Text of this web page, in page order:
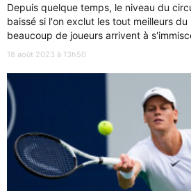
Depuis quelque temps, le niveau du
baissé si l'on exclut les tout meilleurs
beaucoup de joueurs arrivent à
18 août 2023 à 13h50